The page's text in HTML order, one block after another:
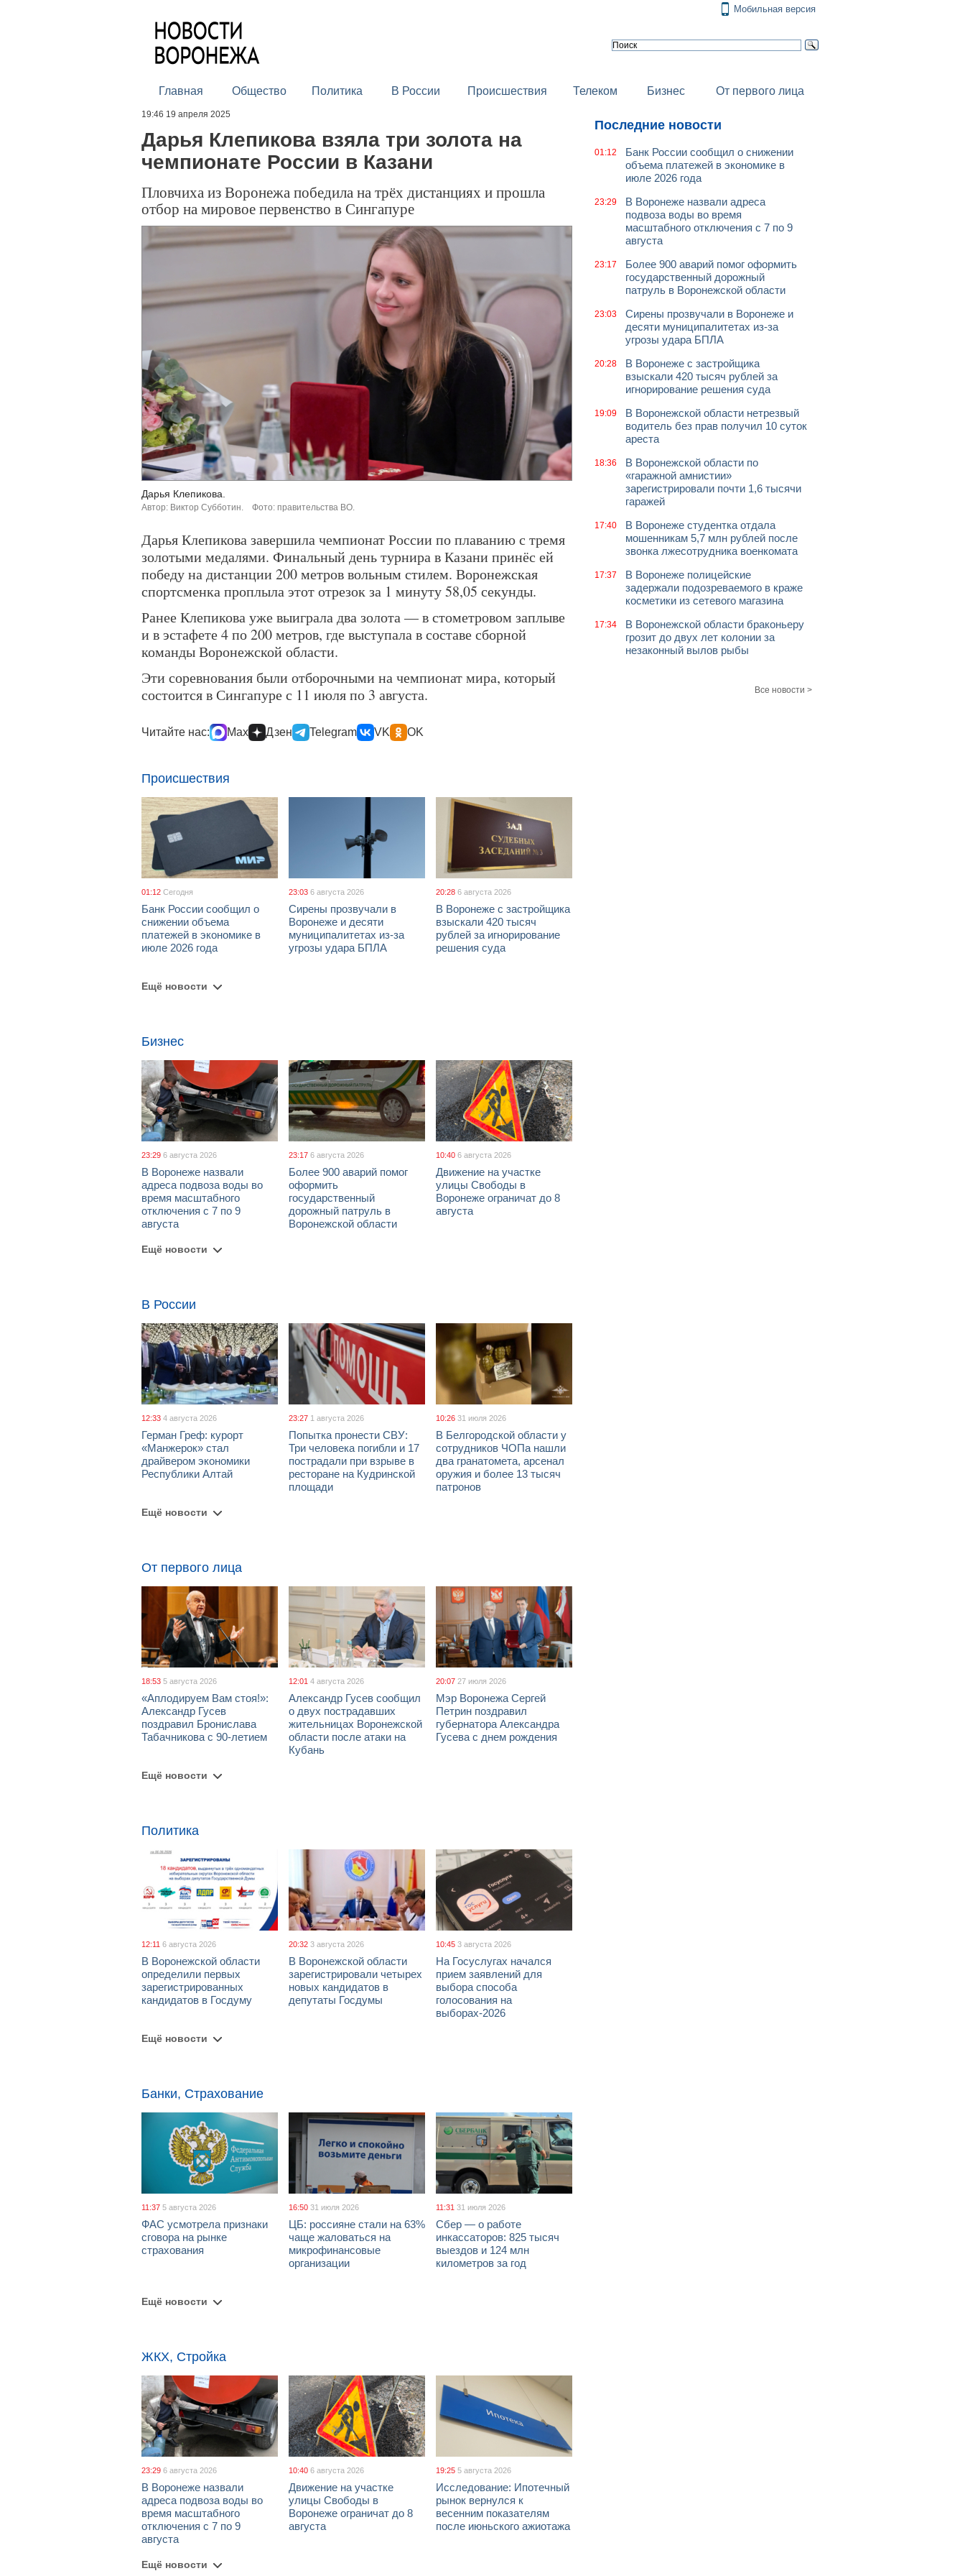
Мобильная версия
Главная Общество Политика В России Происшествия Телеком Бизнес От первого лица
19:46 19 апреля 2025
Дарья Клепикова взяла три золота на
чемпионате России в Казани
Пловчиха из Воронежа победила на трёх дистанциях и прошла
отбор на мировое первенство в Сингапуре
Дарья Клепикова.
Автор: Виктор Субботин. Фото: правительства ВО.
Дарья Клепикова завершила чемпионат России по плаванию с тремя
золотыми медалями. Финальный день турнира в Казани принёс ей
победу на дистанции 200 метров вольным стилем. Воронежская
спортсменка проплыла этот отрезок за 1 минуту 58,05 секунды.
Ранее Клепикова уже выиграла два золота — в стометровом заплыве
и в эстафете 4 по 200 метров, где выступала в составе сборной
команды Воронежской области.
Эти соревнования были отборочными на чемпионат мира, который
состоится в Сингапуре с 11 июля по 3 августа.
Читайте нас: Max Дзен Telegram VK OK
Происшествия
01:12 Сегодня
Банк России сообщил о
снижении объема
платежей в экономике в
июле 2026 года
23:03 6 августа 2026
Сирены прозвучали в
Воронеже и десяти
муниципалитетах из-за
угрозы удара БПЛА
20:28 6 августа 2026
В Воронеже с застройщика
взыскали 420 тысяч
рублей за игнорирование
решения суда
Ещё новости
Бизнес
23:29 6 августа 2026
В Воронеже назвали
адреса подвоза воды во
время масштабного
отключения с 7 по 9
августа
23:17 6 августа 2026
Более 900 аварий помог
оформить
государственный
дорожный патруль в
Воронежской области
10:40 6 августа 2026
Движение на участке
улицы Свободы в
Воронеже ограничат до 8
августа
Ещё новости
В России
12:33 4 августа 2026
Герман Греф: курорт
«Манжерок» стал
драйвером экономики
Республики Алтай
23:27 1 августа 2026
Попытка пронести СВУ:
Три человека погибли и 17
пострадали при взрыве в
ресторане на Кудринской
площади
10:26 31 июля 2026
В Белгородской области у
сотрудников ЧОПа нашли
два гранатомета, арсенал
оружия и более 13 тысяч
патронов
Ещё новости
От первого лица
18:53 5 августа 2026
«Аплодируем Вам стоя!»:
Александр Гусев
поздравил Бронислава
Табачникова с 90-летием
12:01 4 августа 2026
Александр Гусев сообщил
о двух пострадавших
жительницах Воронежской
области после атаки на
Кубань
20:07 27 июля 2026
Мэр Воронежа Сергей
Петрин поздравил
губернатора Александра
Гусева с днем рождения
Ещё новости
Политика
12:11 6 августа 2026
В Воронежской области
определили первых
зарегистрированных
кандидатов в Госдуму
20:32 3 августа 2026
В Воронежской области
зарегистрировали четырех
новых кандидатов в
депутаты Госдумы
10:45 3 августа 2026
На Госуслугах начался
прием заявлений для
выбора способа
голосования на
выборах-2026
Ещё новости
Банки, Страхование
11:37 5 августа 2026
ФАС усмотрела признаки
сговора на рынке
страхования
16:50 31 июля 2026
ЦБ: россияне стали на 63%
чаще жаловаться на
микрофинансовые
организации
11:31 31 июля 2026
Сбер — о работе
инкассаторов: 825 тысяч
выездов и 124 млн
километров за год
Ещё новости
ЖКХ, Стройка
23:29 6 августа 2026
В Воронеже назвали
адреса подвоза воды во
время масштабного
отключения с 7 по 9
августа
10:40 6 августа 2026
Движение на участке
улицы Свободы в
Воронеже ограничат до 8
августа
19:25 5 августа 2026
Исследование: Ипотечный
рынок вернулся к
весенним показателям
после июньского ажиотажа
Ещё новости
Последние новости
01:12
Банк России сообщил о снижении
объема платежей в экономике в
июле 2026 года
23:29
В Воронеже назвали адреса
подвоза воды во время
масштабного отключения с 7 по 9
августа
23:17
Более 900 аварий помог оформить
государственный дорожный
патруль в Воронежской области
23:03
Сирены прозвучали в Воронеже и
десяти муниципалитетах из-за
угрозы удара БПЛА
20:28
В Воронеже с застройщика
взыскали 420 тысяч рублей за
игнорирование решения суда
19:09
В Воронежской области нетрезвый
водитель без прав получил 10 суток
ареста
18:36
В Воронежской области по
«гаражной амнистии»
зарегистрировали почти 1,6 тысячи
гаражей
17:40
В Воронеже студентка отдала
мошенникам 5,7 млн рублей после
звонка лжесотрудника военкомата
17:37
В Воронеже полицейские
задержали подозреваемого в краже
косметики из сетевого магазина
17:34
В Воронежской области браконьеру
грозит до двух лет колонии за
незаконный вылов рыбы
Все новости >